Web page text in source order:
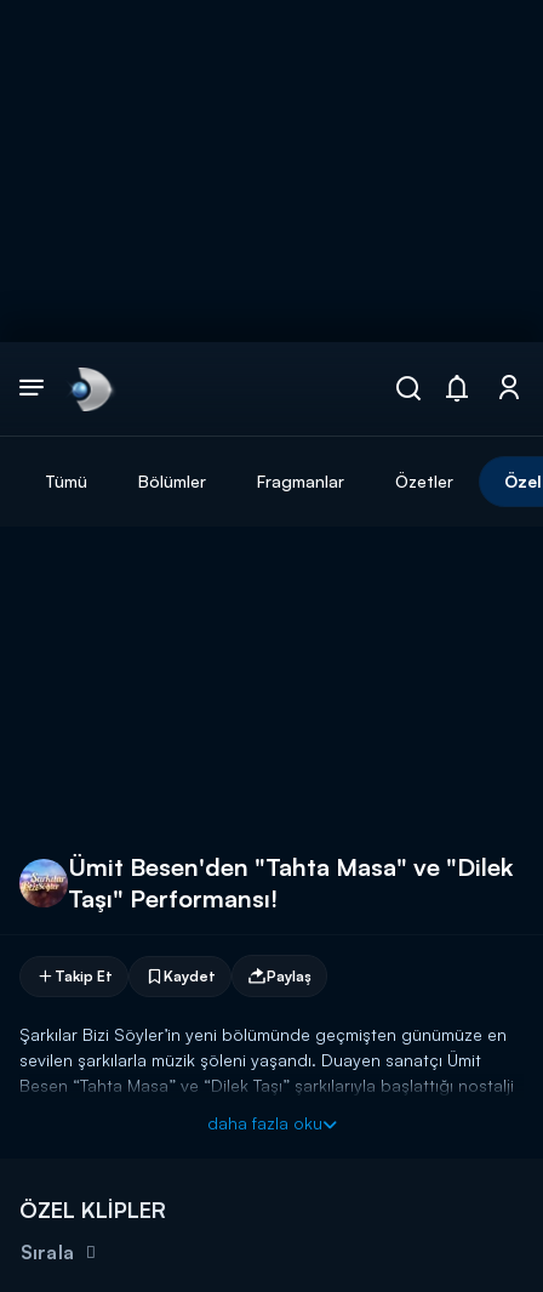
Tümü Bölümler Fragmanlar Özetler
Ümit Besen'den "Tahta Masa" ve "Dilek
Taşı" Performansı!
Takip Et Kaydet Paylaş
Şarkılar Bizi Söyler’in yeni bölümünde geçmişten günümüze en
sevilen şarkılarla müzik şöleni yaşandı. Duayen sanatçı Ümit
Besen “Tahta Masa” ve “Dilek Taşı” şarkılarıyla başlattığı nostalji
daha fazla oku
ÖZEL KLİPLER
Sırala